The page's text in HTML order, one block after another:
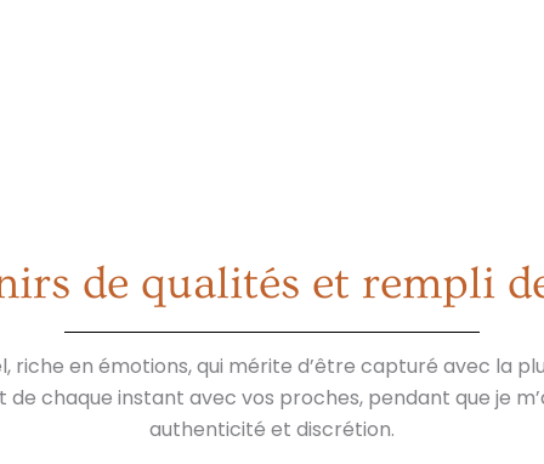
de qualités et rempli
en émotions, qui mérite d’être capturé avec la
chaque instant avec vos proches, pendant que je
authenticité et discrétion.